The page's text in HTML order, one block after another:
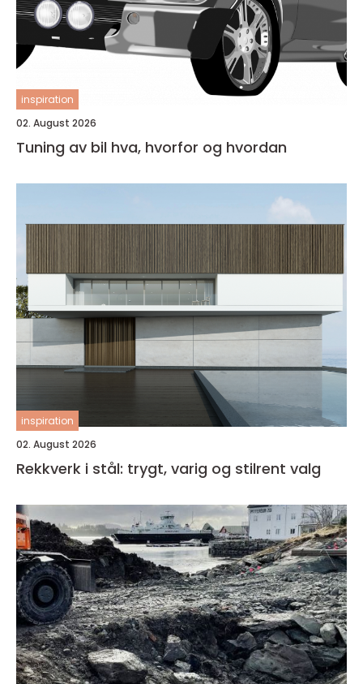
inspiration
02. August 2026
Tuning av bil hva, hvorfor og hvordan
inspiration
02. August 2026
Rekkverk i stål: trygt, varig og stilrent valg